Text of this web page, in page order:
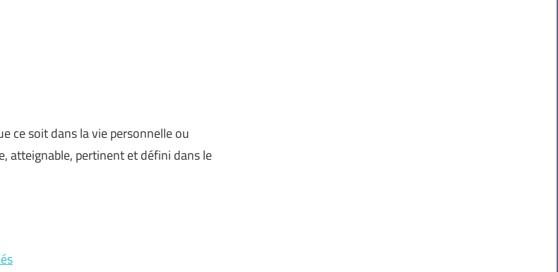
ce soit dans la vie personnelle ou
atteignable, pertinent et défini dans le